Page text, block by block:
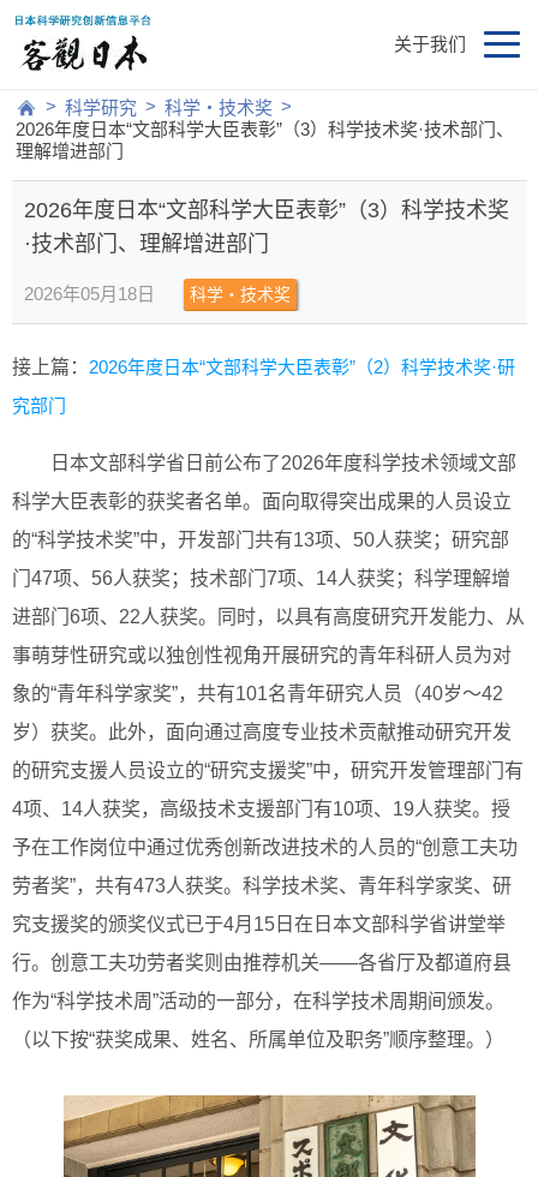
关于我们
> 科学研究 > 科学・技术奖 >
2026年度日本“文部科学大臣表彰”（3）科学技术奖·技术部门、
理解增进部门
2026年度日本“文部科学大臣表彰”（3）科学技术奖
·技术部门、理解增进部门
2026年05月18日 科学・技术奖
接上篇： 2026年度日本“文部科学大臣表彰”（2）科学技术奖·研
究部门
日本文部科学省日前公布了2026年度科学技术领域文部
科学大臣表彰的获奖者名单。面向取得突出成果的人员设立
的“科学技术奖”中，开发部门共有13项、50人获奖；研究部
门47项、56人获奖；技术部门7项、14人获奖；科学理解增
进部门6项、22人获奖。同时，以具有高度研究开发能力、从
事萌芽性研究或以独创性视角开展研究的青年科研人员为对
象的“青年科学家奖”，共有101名青年研究人员（40岁～42
岁）获奖。此外，面向通过高度专业技术贡献推动研究开发
的研究支援人员设立的“研究支援奖”中，研究开发管理部门有
4项、14人获奖，高级技术支援部门有10项、19人获奖。授
予在工作岗位中通过优秀创新改进技术的人员的“创意工夫功
劳者奖”，共有473人获奖。科学技术奖、青年科学家奖、研
究支援奖的颁奖仪式已于4月15日在日本文部科学省讲堂举
行。创意工夫功劳者奖则由推荐机关——各省厅及都道府县
作为“科学技术周”活动的一部分，在科学技术周期间颁发。
（以下按“获奖成果、姓名、所属单位及职务”顺序整理。）